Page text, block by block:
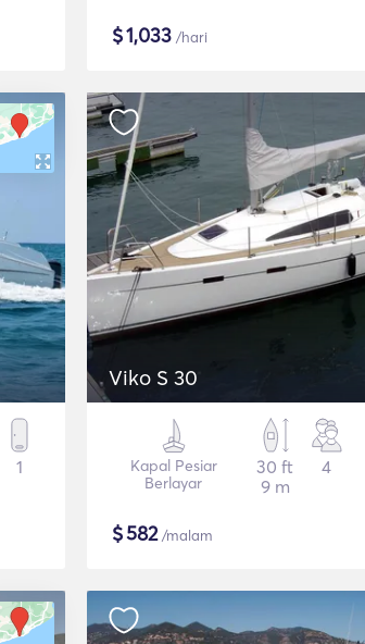
$1,033 /hari
1
Viko S 30
Kapal Pesiar
Berlayar
30 ft
9 m
4
$582/malam